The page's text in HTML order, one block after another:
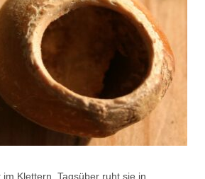
Klettern. Tagsüber ruht sie in